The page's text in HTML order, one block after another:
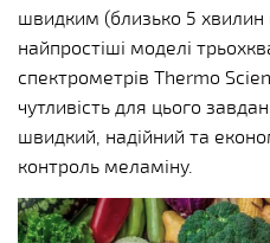
швидким (близько 5 хвилин
найпростіші моделі
спектрометрів Thermo
чутливість для цього
швидкий, надійний та
контроль меламіну.